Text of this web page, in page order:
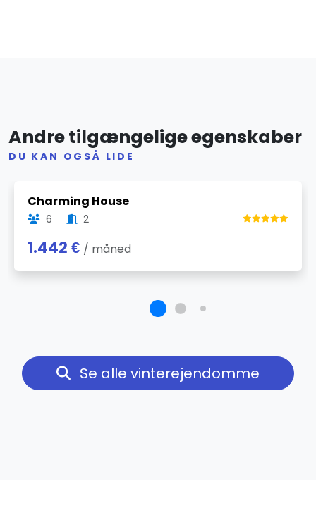
Andre tilgængelige egenskaber
DU KAN OGSÅ LIDE
Charming House
6 2
1.442 € / måned
Se alle vinterejendomme